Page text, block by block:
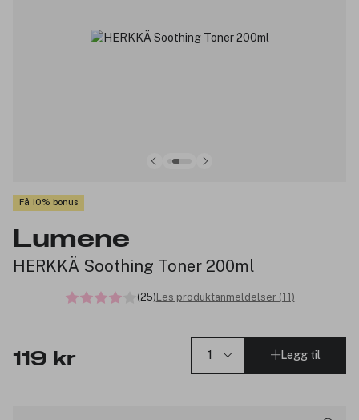
Få 10% bonus
Lumene
HERKKÄ Soothing Toner 200ml
(25)Les produktanmeldelser (11)
119 kr Legg til